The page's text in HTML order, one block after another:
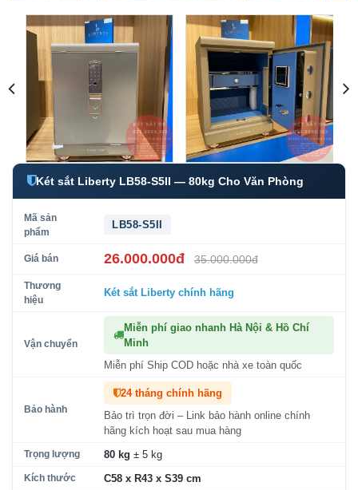
Két sắt Liberty LB58-S5II — 80kg Cho Văn Phòng
Mã sản
phẩm
LB58-S5II
Giá bán 26.000.000đ 35.000.000đ
Thương
hiệu
Két sắt Liberty chính hãng
Vận chuyển
Miễn phí giao nhanh Hà Nội & Hồ Chí
Minh
Miễn phí Ship COD hoặc nhà xe toàn quốc
Bảo hành
24 tháng chính hãng
Bảo trì trọn đời – Link bảo hành online chính
hãng kích hoạt sau mua hàng
Trọng lượng 80 kg ± 5 kg
Kích thước C58 x R43 x S39 cm